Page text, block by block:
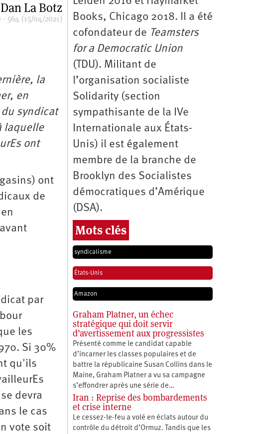
Dan La Botz
564 (15/04/2021)
la
en
syndicat
laquelle
ont
ont
de
par
les
Si 30%
qu'ils
devra
le cas
vote soit
Books, Chicago 2018. Il a été
cofondateur de Teamsters
for a Democratic Union
(TDU). Militant de
l’organisation socialiste
Solidarity (section
sympathisante de la IVe
Internationale aux États-
Unis) il est également
membre de la branche de
Brooklyn des Socialistes
démocratiques d’Amérique
(DSA).
Mots clés
syndicalisme
États-Unis
Amazon
Graham Platner, un échec
stratégique qui doit servir
d’avertissement aux progressistes
Présenté comme le candidat capable
d’incarner les classes populaires et de
battre la républicaine Susan Collins dans le
Maine, Graham Platner a vu sa campagne
s’effondrer après une série de…
Iran : Reprise des bombardements
et crise interne
Le cessez-le-feu a volé en éclats autour du
contrôle du détroit d’Ormuz. Tandis que les